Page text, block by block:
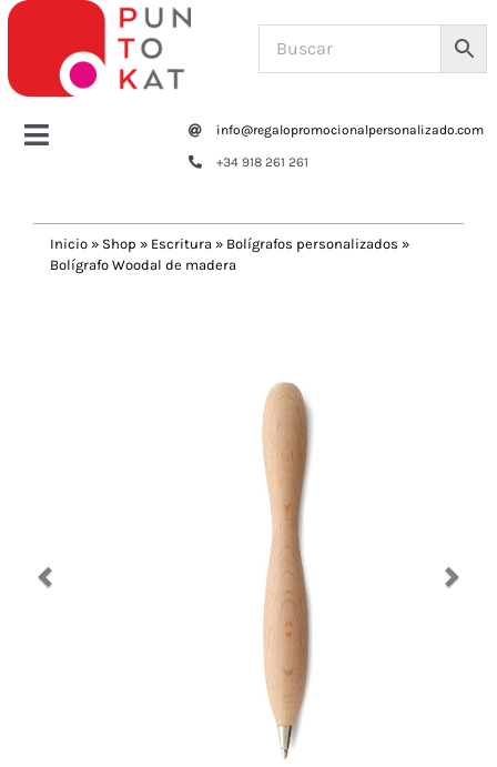
Saltar
contenido
Toggle
Tazas y botellas
Navidad 🎄 Invierno
info@regalopromocionalpersonalizado.com
+34 918 261 261
Inicio » Shop » Escritura » Bolígrafos personalizados »
Bolígrafo Woodal de madera